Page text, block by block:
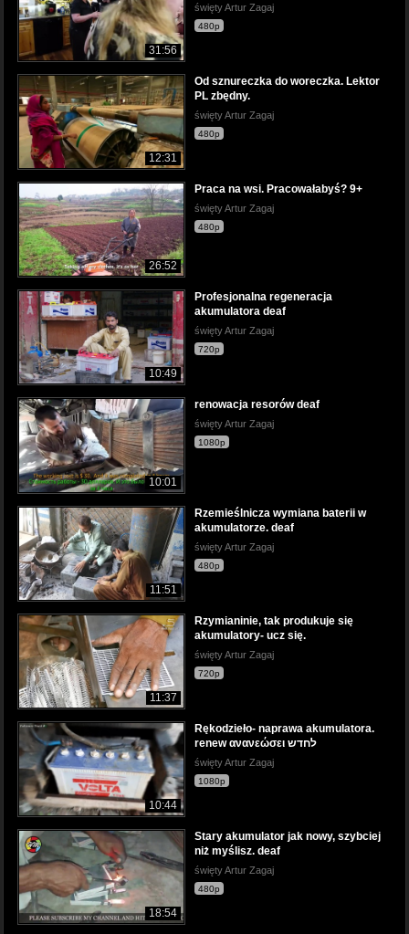
31:56
święty Artur Zagaj
480p
12:31
Od sznureczka do woreczka. Lektor
PL zbędny.
święty Artur Zagaj
480p
26:52
Praca na wsi. Pracowałabyś? 9+
święty Artur Zagaj
480p
10:49
Profesjonalna regeneracja
akumulatora deaf
święty Artur Zagaj
720p
10:01
renowacja resorów deaf
święty Artur Zagaj
1080p
11:51
Rzemieślnicza wymiana baterii w
akumulatorze. deaf
święty Artur Zagaj
480p
11:37
Rzymianinie, tak produkuje się
akumulatory- ucz się.
święty Artur Zagaj
720p
10:44
Rękodzieło- naprawa akumulatora.
renew ανανεώσει לחדש
święty Artur Zagaj
1080p
18:54
Stary akumulator jak nowy, szybciej
niż myślisz. deaf
święty Artur Zagaj
480p